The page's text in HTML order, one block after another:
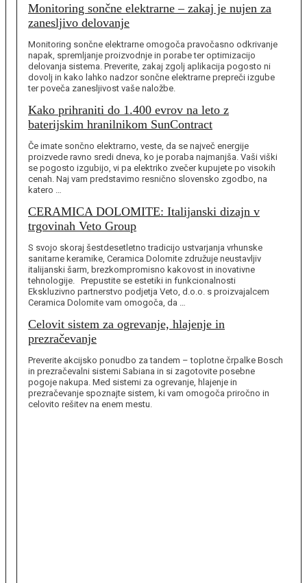
Monitoring sončne elektrarne – zakaj je nujen za
zanesljivo delovanje
Monitoring sončne elektrarne omogoča pravočasno odkrivanje
napak, spremljanje proizvodnje in porabe ter optimizacijo
delovanja sistema. Preverite, zakaj zgolj aplikacija pogosto ni
dovolj in kako lahko nadzor sončne elektrarne prepreči izgube
ter poveča zanesljivost vaše naložbe.
Kako prihraniti do 1.400 evrov na leto z
baterijskim hranilnikom SunContract
Če imate sončno elektrarno, veste, da se največ energije
proizvede ravno sredi dneva, ko je poraba najmanjša. Vaši viški
se pogosto izgubijo, vi pa elektriko zvečer kupujete po visokih
cenah. Naj vam predstavimo resnično slovensko zgodbo, na
katero …
CERAMICA DOLOMITE: Italijanski dizajn v
trgovinah Veto Group
S svojo skoraj šestdesetletno tradicijo ustvarjanja vrhunske
sanitarne keramike, Ceramica Dolomite združuje neustavljiv
italijanski šarm, brezkompromisno kakovost in inovativne
tehnologije. Prepustite se estetiki in funkcionalnosti
Ekskluzivno partnerstvo podjetja Veto, d.o.o. s proizvajalcem
Ceramica Dolomite vam omogoča, da …
Celovit sistem za ogrevanje, hlajenje in
prezračevanje
Preverite akcijsko ponudbo za tandem – toplotne črpalke Bosch
in prezračevalni sistemi Sabiana in si zagotovite posebne
pogoje nakupa. Med sistemi za ogrevanje, hlajenje in
prezračevanje spoznajte sistem, ki vam omogoča priročno in
celovito rešitev na enem mestu.